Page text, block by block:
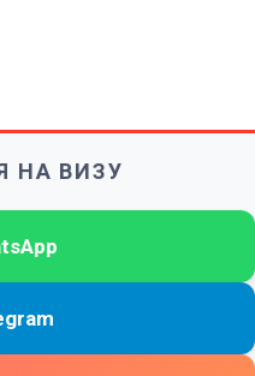
НА ВИЗУ